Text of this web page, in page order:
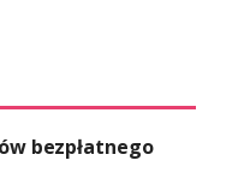
bezpłatnego